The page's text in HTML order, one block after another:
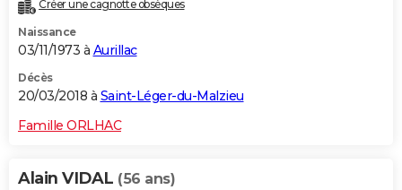
Créer une cagnotte obsèques
Naissance
03/11/1973 à Aurillac
Décès
20/03/2018 à Saint-Léger-du-Malzieu
Famille ORLHAC
Alain VIDAL (56 ans)